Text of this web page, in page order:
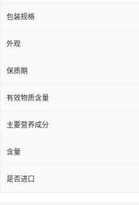
包装规格
外观
保质期
有效物质含量
主要营养成分
含量
是否进口